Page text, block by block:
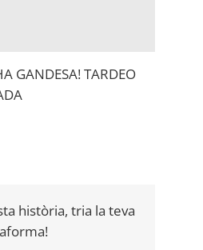
GANDESA! TARDEO
història, tria la teva